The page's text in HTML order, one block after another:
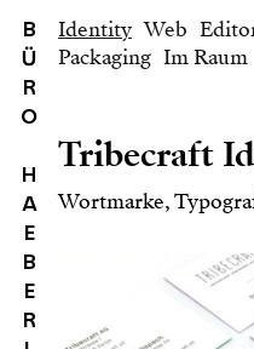
B
Ü
R
O
H
A
E
B
E
R
Identity Web
Packaging Im Raum
Tribecraft
Wortmarke,